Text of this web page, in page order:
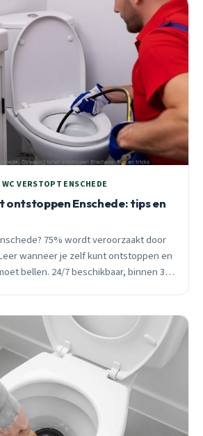
WC VERSTOPT ENSCHEDE
Enschede: tips en
75% wordt veroorzaakt door
wanneer je zelf kunt ontstoppen en
bellen. 24/7 beschikbaar, binnen 30